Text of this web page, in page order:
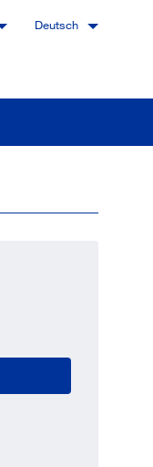
Deutsch